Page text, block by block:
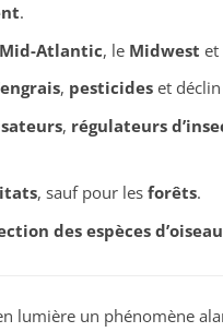
.
Mid-Atlantic, le Midwest et
, pesticideset déclin
, régulateurs
, sauf pour les forêts.
des espèces
lumière un phénomène